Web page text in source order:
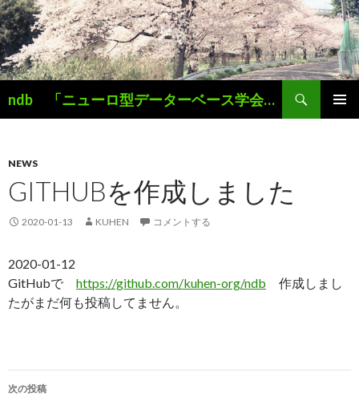
ndb 「ニューロ型データーベース学会」 Simplicity is the Key
索
ン
ツ
へ
キ
プ
NEWS
GITHUBを作成しました
2020-01-13 KUHEN コメントする
2020-01-12
GitHubで https://github.com/kuhen-org/ndb 作成しまし
たがまだ何も投稿してません。
投
次の投稿